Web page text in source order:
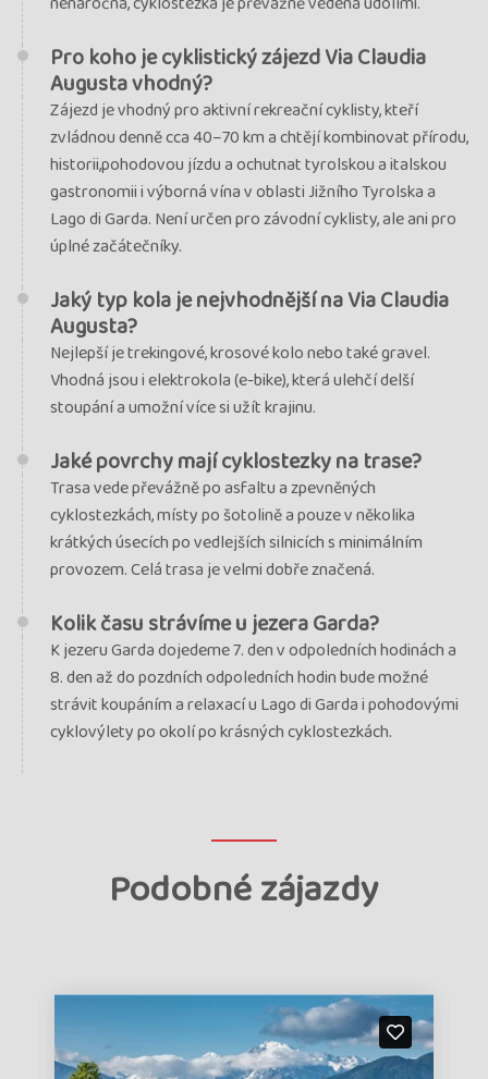
Pro koho je cyklistický zájezd Via Claudia
Augusta vhodný?
Zájezd je vhodný pro aktivní rekreační cyklisty, kteří
zvládnou denně cca 40–70 km a chtějí kombinovat přírodu,
historii,pohodovou jízdu a ochutnat tyrolskou a italskou
gastronomii i výborná vína v oblasti Jižního Tyrolska a
Lago di Garda. Není určen pro závodní cyklisty, ale ani pro
úplné začátečníky.
Jaký typ kola je nejvhodnější na Via Claudia
Augusta?
Nejlepší je trekingové, krosové kolo nebo také gravel.
Vhodná jsou i elektrokola (e-bike), která ulehčí delší
stoupání a umožní více si užít krajinu.
Jaké povrchy mají cyklostezky na trase?
Trasa vede převážně po asfaltu a zpevněných
cyklostezkách, místy po šotolině a pouze v několika
krátkých úsecích po vedlejších silnicích s minimálním
provozem. Celá trasa je velmi dobře značená.
Kolik času strávíme u jezera Garda?
K jezeru Garda dojedeme 7. den v odpoledních hodinách a
8. den až do pozdních odpoledních hodin bude možné
strávit koupáním a relaxací u Lago di Garda i pohodovými
cyklovýlety po okolí po krásných cyklostezkách.
Podobné zájazdy